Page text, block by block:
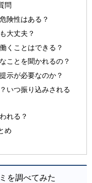
問
険性はある？
大丈夫？
くことはできる？
ことを聞かれるの？
示が必要なのか？
いつ振り込みされる
れる？
め
を調べてみた